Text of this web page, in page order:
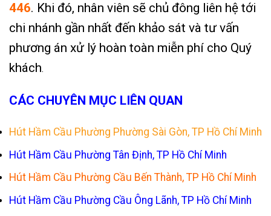
446. Khi đó, nhân viên sẽ chủ đông liên hệ tới
chi nhánh gần nhất đến khảo sát và tư vấn
phương án xử lý hoàn toàn miễn phí cho Quý
khách.
CÁC CHUYÊN MỤC LIÊN QUAN
Hút Hầm Cầu Phường Phường Sài Gòn, TP Hồ Chí Minh
Hút Hầm Cầu Phường Tân Định, TP Hồ Chí Minh
Hút Hầm Cầu Phường Cầu Bến Thành, TP Hồ Chí Minh
Hút Hầm Cầu Phường Cầu Ông Lãnh, TP Hồ Chí Minh